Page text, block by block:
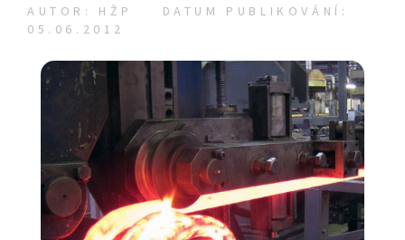
AUTOR: HŽP
DATUM PUBLIKOVÁNÍ:
05.06.2012